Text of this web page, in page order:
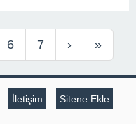
6 7 › »
İletişim Sitene Ekle